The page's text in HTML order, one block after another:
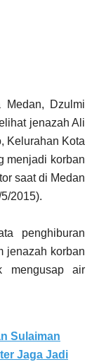
Medan, Dzulmi
jenazah Ali
Kelurahan Kota
menjadi korban
saat di Medan
2015).
penghiburan
jenazah korban
mengusap air
Sulaiman
Jaga Jadi